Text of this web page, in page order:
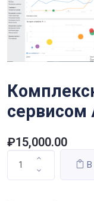
сервисом
₽15,000.00